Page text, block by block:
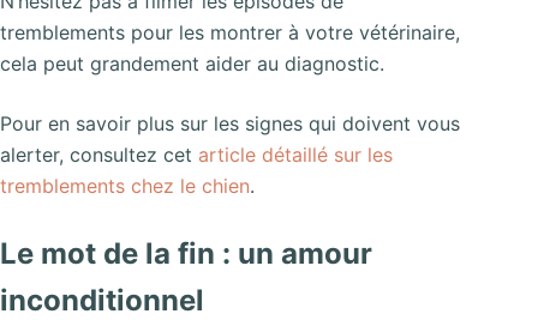
tremblements pour les montrer à votre vétérinaire,
cela peut grandement aider au diagnostic.
Pour en savoir plus sur les signes qui doivent vous
alerter, consultez cet article détaillé sur les
tremblements chez le chien.
Le mot de la fin : un amour
inconditionnel